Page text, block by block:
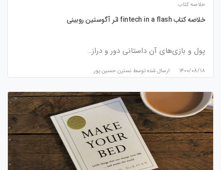
خلاصه کتاب
خلاصه کتاب fintech in a flash اثر آگوستین روبینی
پول و بازی‌های آن داستانی دور و دراز…
۱۴۰۰/۰۸/۱۸ ارسال شده توسط نسترن حسین پور